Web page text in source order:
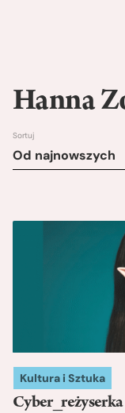
Hanna
Sortuj
Od najnowszych
Kultura i Sztuka
Cyber_reżyserka